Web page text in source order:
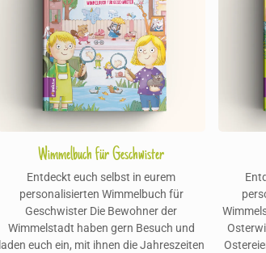
Wimmelbuch für Geschwister
Entdeckt euch selbst in eurem
personalisierten Wimmelbuch für
Geschwister Die Bewohner der
Wimmelstadt haben gern Besuch und
laden euch ein, mit ihnen die Jahreszeiten